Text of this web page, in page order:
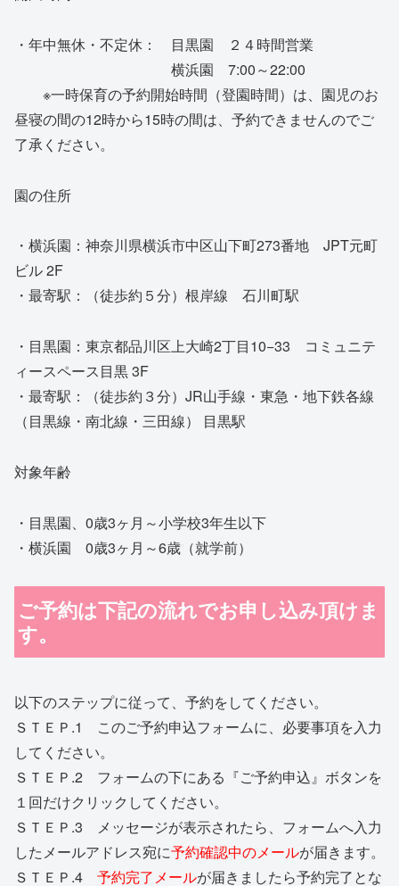
・年中無休・不定休： 目黒園 ２４時間営業
横浜園 7:00～22:00
※一時保育の予約開始時間（登園時間）は、園児のお
昼寝の間の12時から15時の間は、予約できませんのでご
了承ください。
園の住所
・横浜園：神奈川県横浜市中区山下町273番地 JPT元町
ビル 2F
・最寄駅：（徒歩約５分）根岸線 石川町駅
・目黒園：東京都品川区上大崎2丁目10−33 コミュニテ
ィースペース目黒 3F
・最寄駅：（徒歩約３分）JR山手線・東急・地下鉄各線
（目黒線・南北線・三田線） 目黒駅
対象年齢
・目黒園、0歳3ヶ月～小学校3年生以下
・横浜園 0歳3ヶ月～6歳（就学前）
ご予約は下記の流れでお申し込み頂けま
す。
以下のステップに従って、予約をしてください。
ＳＴＥＰ.1 このご予約申込フォームに、必要事項を入力
してください。
ＳＴＥＰ.2 フォームの下にある『ご予約申込』ボタンを
１回だけクリックしてください。
ＳＴＥＰ.3 メッセージが表示されたら、フォームへ入力
したメールアドレス宛に予約確認中のメールが届きます。
ＳＴＥＰ.4 予約完了メールが届きましたら予約完了とな